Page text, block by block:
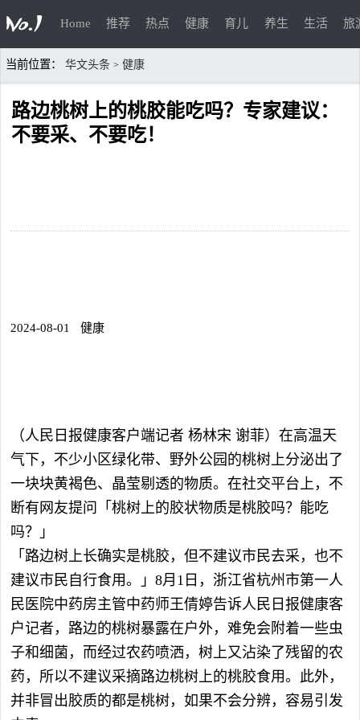
Home 推荐 热点 健康 育儿 养生 生活 旅
当前位置： 华文头条 > 健康
路边桃树上的桃胶能吃吗？专家建议：
不要采、不要吃！
2024-08-01 健康
（人民日报健康客户端记者 杨林宋 谢菲）在高温天
气下，不少小区绿化带、野外公园的桃树上分泌出了
一块块黄褐色、晶莹剔透的物质。在社交平台上，不
断有网友提问「桃树上的胶状物质是桃胶吗？能吃
吗？」
「路边树上长确实是桃胶，但不建议市民去采，也不
建议市民自行食用。」8月1日，浙江省杭州市第一人
民医院中药房主管中药师王倩婷告诉人民日报健康客
户记者，路边的桃树暴露在户外，难免会附着一些虫
子和细菌，而经过农药喷洒，树上又沾染了残留的农
药，所以不建议采摘路边桃树上的桃胶食用。此外，
并非冒出胶质的都是桃树，如果不会分辨，容易引发